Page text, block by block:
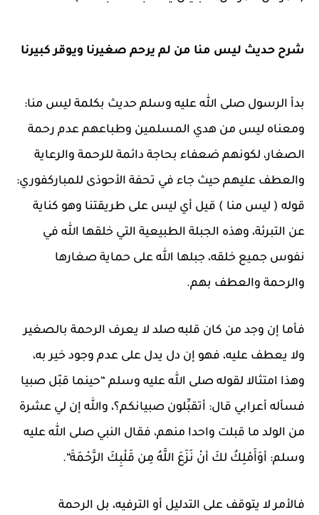
شرح حديث ليس منا من لم يرحم صغيرنا ويوقر كبيرنا
بدأ الرسول صلى الله عليه وسلم حديث بكلمة ليس منا:
ومعناه ليس من هدي المسلمين وطباعهم عدم رحمة
الصغار، لكونهم ضعفاء بحاجة دائمة للرحمة والرعاية
والعطف عليهم حيث جاء في تحفة الأحوذى للمباركفوري:
قوله ( ليس منا ) قيل أي ليس على طريقتنا وهو كناية
عن التبرئة، وهذه الجبلة الطبيعية التي خلقها الله في
نفوس جميع خلقه، جبلها الله على حماية صغارها
والرحمة والعطف بهم.
فأما إن وجد من كان قلبه صلد لا يعرف الرحمة بالصغير
ولا يعطف عليه، فهو إن دل يدل على عدم وجود خير به،
وهذا امتثالا لقوله صلى الله عليه وسلم “حينما قبّل صبيا
فسأله أعرابي قال: أتقبِّلون صبيانكم؟، والله إن لي عشرة
من الولد ما قبلت واحدا منهم، فقال النبي صلى الله عليه
وسلم: أوَأَمْلِكُ لكَ أنْ نَزَعَ اللَّهُ مِن قَلْبِكَ الرَّحْمَةَ“.
فالأمر لا يتوقف على التدليل أو الترفيه، بل الرحمة